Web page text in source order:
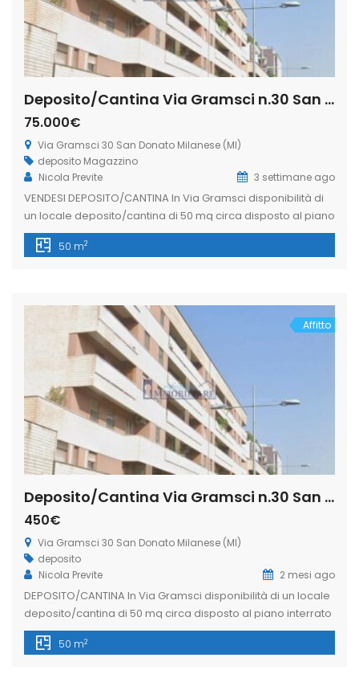
Deposito/Cantina Via Gramsci n.30 San Donato Milanese (Rif. SDIFN111 bis)
75.000€
Via Gramsci 30 San Donato Milanese (MI)
deposito Magazzino
Nicola Previte
3 settimane ago
VENDESI DEPOSITO/CANTINA In Via Gramsci disponibilità di
un locale deposito/cantina di 50 mq circa disposto al piano
interrato di uno stabile residenziale, facilmente
raggiungibile dall’esterno tramite rampa carrabile e
funzionalità in posizione centrale. Libero subito!
L’immobiliare Freedom […]
50 m2
Affitto
Deposito/Cantina Via Gramsci n.30 San Donato Milanese (Rif. SDIFN111)
450€
Via Gramsci 30 San Donato Milanese (MI)
deposito
Nicola Previte
2 mesi ago
DEPOSITO/CANTINA In Via Gramsci disponibilità di un locale
deposito/cantina di 50 mq circa disposto al piano interrato
di uno stabile residenziale, facilmente raggiungibile
dall’esterno tramite rampa carrabile e pedonale al
50 m2